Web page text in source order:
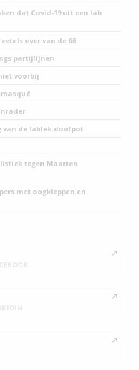
dat Covid-19 uit een lab
over van de 66
partijlijnen
voorbij
van de lablek-doofpot
tegen Maarten
met oogkleppen en